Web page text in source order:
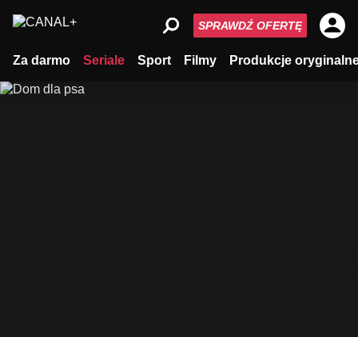
Za darmo Seriale Sport Filmy Produkcje
SPRAWDŹ OFERTĘ